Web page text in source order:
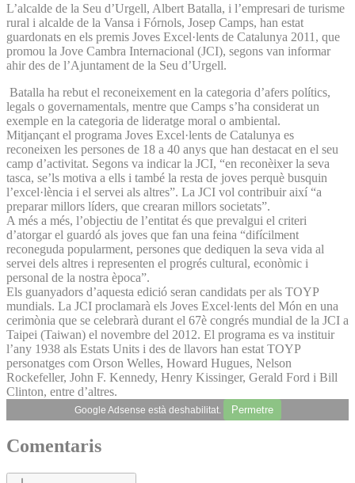
L’alcalde de la Seu d’Urgell, Albert Batalla, i l’empresari de turisme
rural i alcalde de la Vansa i Fórnols, Josep Camps, han estat
guardonats en els premis Joves Excel·lents de Catalunya 2011, que
promou la Jove Cambra Internacional (JCI), segons van informar
ahir des de l’Ajuntament de la Seu d’Urgell.
Batalla ha rebut el reconeixement en la categoria d’afers polítics,
legals o governamentals, mentre que Camps s’ha considerat un
exemple en la categoria de lideratge moral o ambiental.
Mitjançant el programa Joves Excel·lents de Catalunya es
reconeixen les persones de 18 a 40 anys que han destacat en el seu
camp d’activitat. Segons va indicar la JCI, “en reconèixer la seva
tasca, se’ls motiva a ells i també la resta de joves perquè busquin
l’excel·lència i el servei als altres”. La JCI vol contribuir així “a
preparar millors líders, que crearan millors societats”.
A més a més, l’objectiu de l’entitat és que prevalgui el criteri
d’atorgar el guardó als joves que fan una feina “difícilment
reconeguda popularment, persones que dediquen la seva vida al
servei dels altres i representen el progrés cultural, econòmic i
personal de la nostra època”.
Els guanyadors d’aquesta edició seran candidats per als TOYP
mundials. La JCI proclamarà els Joves Excel·lents del Món en una
cerimònia que se celebrarà durant el 67è congrés mundial de la JCI a
Taipei (Taiwan) el novembre del 2012. El programa es va instituir
l’any 1938 als Estats Units i des de llavors han estat TOYP
personatges com Orson Welles, Howard Hugues, Nelson
Rockefeller, John F. Kennedy, Henry Kissinger, Gerald Ford i Bill
Clinton, entre d’altres.
Google Adsense està deshabilitat. Permetre
Comentaris